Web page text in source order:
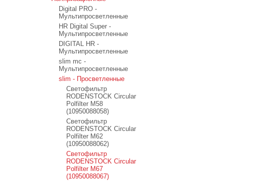
Digital PRO -
Мультипросветленные
HR Digital Super -
Мультипросветленные
DIGITAL HR -
Мультипросветленные
slim mc -
Мультипросветленные
slim - Просветленные
Светофильтр
RODENSTOCK Circular
Polfilter M58
(10950088058)
Светофильтр
RODENSTOCK Circular
Polfilter M62
(10950088062)
Светофильтр
RODENSTOCK Circular
Polfilter M67
(10950088067)